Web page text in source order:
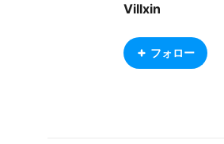
Villxin
フォロー